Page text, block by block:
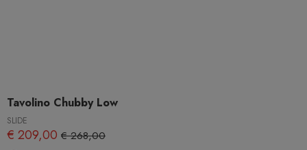
Tavolino Chubby Low
SLIDE
€ 209,00 € 268,00